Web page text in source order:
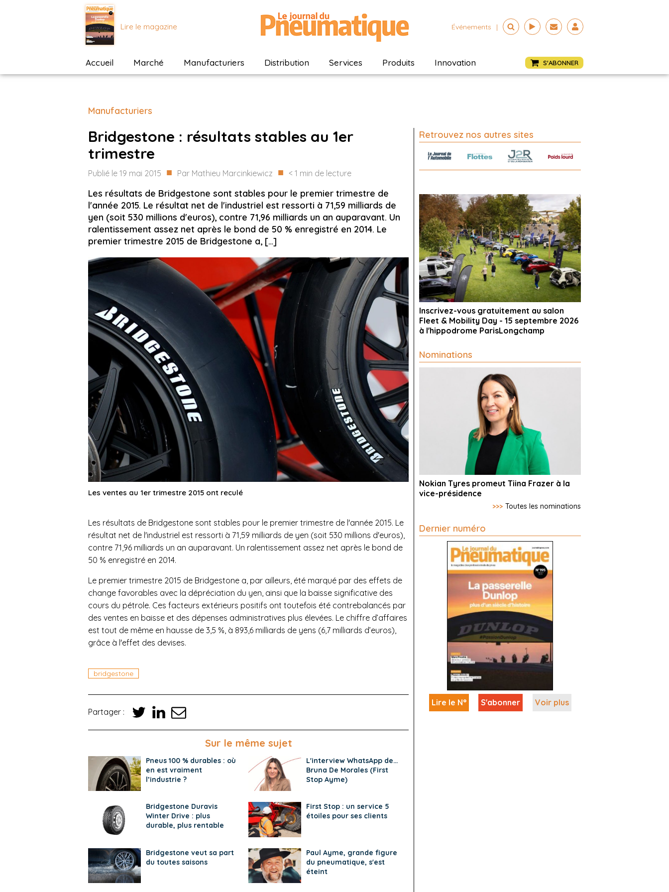
Lire le magazine Événements |
Accueil Marché Manufacturiers Distribution Services Produits Innovation S'ABONNER
Manufacturiers
Bridgestone : résultats stables au 1er
trimestre
Publié le 19 mai 2015 ■ Par Mathieu Marcinkiewicz ■ < 1 min de lecture
Les résultats de Bridgestone sont stables pour le premier trimestre de
l'année 2015. Le résultat net de l'industriel est ressorti à 71,59 milliards de
yen (soit 530 millions d'euros), contre 71,96 milliards un an auparavant. Un
ralentissement assez net après le bond de 50 % enregistré en 2014. Le
premier trimestre 2015 de Bridgestone a, […]
Les ventes au 1er trimestre 2015 ont reculé
Les résultats de Bridgestone sont stables pour le premier trimestre de l'année 2015. Le
résultat net de l'industriel est ressorti à 71,59 milliards de yen (soit 530 millions d'euros),
contre 71,96 milliards un an auparavant. Un ralentissement assez net après le bond de
50 % enregistré en 2014.
Le premier trimestre 2015 de Bridgestone a, par ailleurs, été marqué par des effets de
change favorables avec la dépréciation du yen, ainsi que la baisse significative des
cours du pétrole. Ces facteurs extérieurs positifs ont toutefois été contrebalancés par
des ventes en baisse et des dépenses administratives plus élevées. Le chiffre d’affaires
est tout de même en hausse de 3,5 %, à 893,6 milliards de yens (6,7 milliards d’euros),
grâce à l'effet des devises.
bridgestone
Partager :
Sur le même sujet
Pneus 100 % durables : où
en est vraiment
l’industrie ?
L'interview WhatsApp de…
Bruna De Morales (First
Stop Ayme)
Bridgestone Duravis
Winter Drive : plus
durable, plus rentable
First Stop : un service 5
étoiles pour ses clients
Bridgestone veut sa part
du toutes saisons
Paul Ayme, grande figure
du pneumatique, s'est
éteint
Retrouvez nos autres sites
Inscrivez-vous gratuitement au salon
Fleet & Mobility Day - 15 septembre 2026
à l'hippodrome ParisLongchamp
Nominations
Nokian Tyres promeut Tiina Frazer à la
vice-présidence
>>> Toutes les nominations
Dernier numéro
Lire le N° S'abonner Voir plus